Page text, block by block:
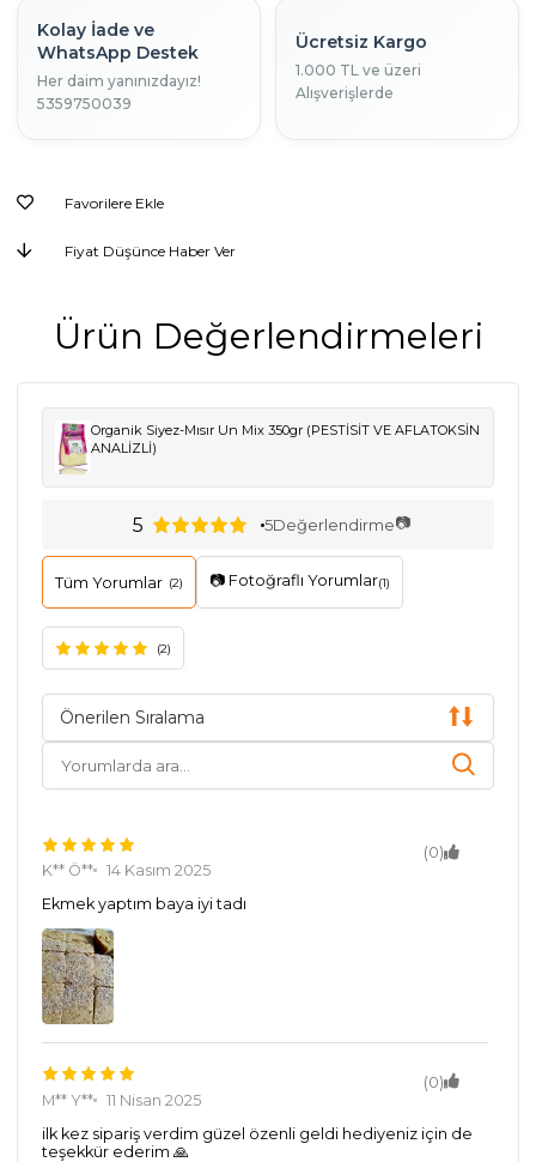
Kolay İade ve
WhatsApp Destek
Her daim yanınızdayız!
5359750039
Ücretsiz Kargo
1.000 TL ve üzeri
Alışverişlerde
Favorilere Ekle
Fiyat Düşünce Haber Ver
Ürün Değerlendirmeleri
Organik Siyez-Mısır Un Mix 350gr (PESTİSİT VE AFLATOKSİN
ANALİZLİ)
5 5Değerlendirme📷
Tüm Yorumlar (2) 📷 Fotoğraflı Yorumlar(1)
(2)
Önerilen Sıralama
(0)
K** Ö**
14 Kasım 2025
Ekmek yaptım baya iyi tadı
(0)
M** Y**
11 Nisan 2025
ilk kez sipariş verdim güzel özenli geldi hediyeniz için de
teşekkür ederim 🙏